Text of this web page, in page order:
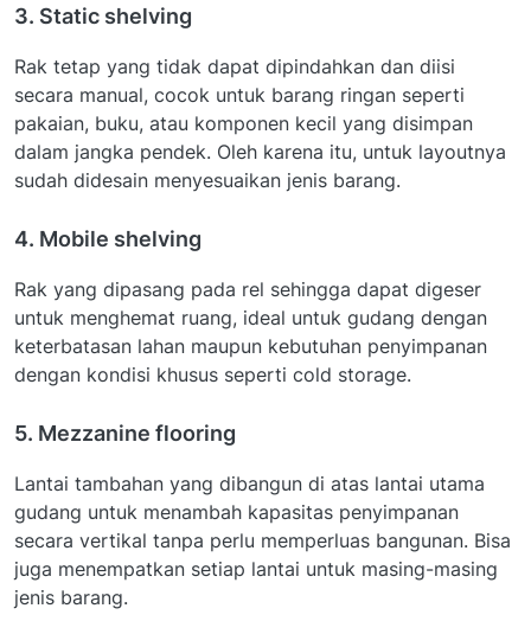
3. Static shelving
Rak tetap yang tidak dapat dipindahkan dan diisi
secara manual, cocok untuk barang ringan seperti
pakaian, buku, atau komponen kecil yang disimpan
dalam jangka pendek. Oleh karena itu, untuk layoutnya
sudah didesain menyesuaikan jenis barang.
4. Mobile shelving
Rak yang dipasang pada rel sehingga dapat digeser
untuk menghemat ruang, ideal untuk gudang dengan
keterbatasan lahan maupun kebutuhan penyimpanan
dengan kondisi khusus seperti cold storage.
5. Mezzanine flooring
Lantai tambahan yang dibangun di atas lantai utama
gudang untuk menambah kapasitas penyimpanan
secara vertikal tanpa perlu memperluas bangunan. Bisa
juga menempatkan setiap lantai untuk masing-masing
jenis barang.